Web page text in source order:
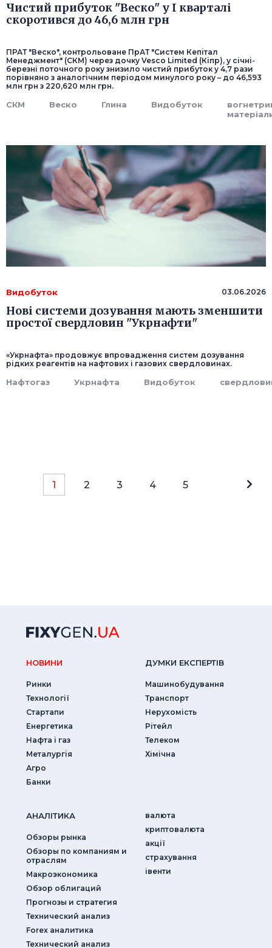
Чистий прибуток "Веско" у I кварталі
скоротився до 46,6 млн грн
ПРАТ "Веско", контрольоване ПрАТ "Систем Кепітал
Менеджмент" (СКМ) через дочку Vesco Lіmіted (Кіпр), у січні-
березні поточного року знизило чистий прибуток у 4,7 рази
порівняно з аналогічним періодом минулого року – до 46,593
млн грн з 220,620 млн грн.
СКМ Веско Глина Видобуток
Видобуток 03.06.2026
Нові системи дозування мають зменшити
простої свердловин "Укрнафти"
«Укрнафта» продовжує впровадження систем дозування
рідких реагентів на нафтових і газових свердловинах.
Нафтогаз Укрнафта Видобуток
1 2 3 4 5
НОВИНИ
Ринки
Технології
Стартапи
Енергетика
Нафта і газ
Металургія
Агро
Банки
ДУМКИ ЕКСПЕРТIВ
Машинобудування
Транспорт
Нерухомість
Рітейл
Телеком
Хімічна
АНАЛIТИКА
Обзоры рынка
Обзоры по компаниям и
отраслям
Макроэкономика
Обзор облигаций
Прогнозы и стратегия
Технический анализ
Forex аналитика
Технический анализ
валюта
криптовалюта
акції
страхування
iвенти